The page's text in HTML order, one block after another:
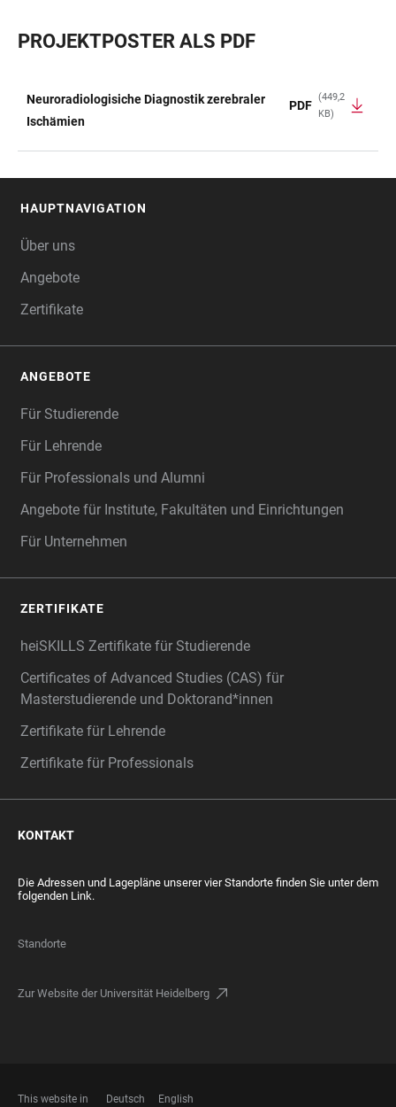
PROJEKTPOSTER ALS PDF
TABELLE
Neuroradiologisiche Diagnostik zerebraler
Ischämien
PDF
(449,2
KB)
HAUPTNAVIGATION
Über uns
Angebote
Zertifikate
ANGEBOTE
Für Studierende
Für Lehrende
Für Professionals und Alumni
Angebote für Institute, Fakultäten und Einrichtungen
Für Unternehmen
ZERTIFIKATE
heiSKILLS Zertifikate für Studierende
Certificates of Advanced Studies (CAS) für
Masterstudierende und Doktorand*innen
Zertifikate für Lehrende
Zertifikate für Professionals
KONTAKT
Die Adressen und Lagepläne unserer vier Standorte finden Sie unter dem
folgenden Link.
Standorte
Zur Website der Universität Heidelberg
This website in Deutsch English